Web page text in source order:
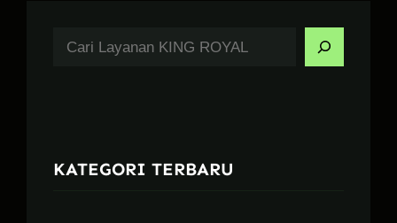
h
KATEGORI TERBARU